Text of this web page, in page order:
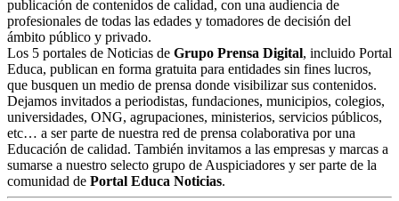
publicación de contenidos de calidad, con una audiencia de
profesionales de todas las edades y tomadores de decisión del
ámbito público y privado.
Los 5 portales de Noticias de Grupo Prensa Digital, incluido Portal
Educa, publican en forma gratuita para entidades sin fines lucros,
que busquen un medio de prensa donde visibilizar sus contenidos.
Dejamos invitados a periodistas, fundaciones, municipios, colegios,
universidades, ONG, agrupaciones, ministerios, servicios públicos,
etc… a ser parte de nuestra red de prensa colaborativa por una
Educación de calidad. También invitamos a las empresas y marcas a
sumarse a nuestro selecto grupo de Auspiciadores y ser parte de la
comunidad de Portal Educa Noticias.